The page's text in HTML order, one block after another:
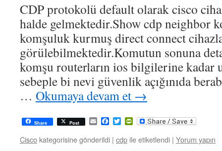
CDP protokolü default olarak cisco
halde gelmektedir.Show cdp neighbor
komşuluk kurmuş direct connect
görülebilmektedir.Komutun sonuna
komşu routerların ios bilgilerine kadar
sebeple bi nevi güvenlik açığınıda
… Okumaya devam et →
Share Post EmailFacebook
TwitterPrintFriendly
Cisco kategorisine gönderildi | cdp ile etiketlendi | Yorum yapın